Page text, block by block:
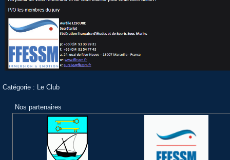
Catégorie : Le Club
Nos partenaires